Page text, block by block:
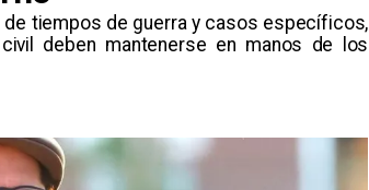
tiempos de guerra y casos específicos,
deben mantenerse en manos de los